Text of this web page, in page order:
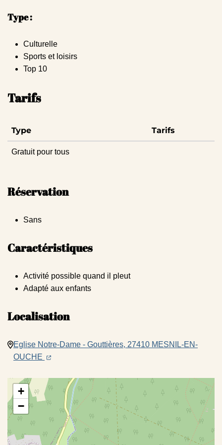
Type :
Culturelle
Sports et loisirs
Top 10
Tarifs
Type Tarifs
Gratuit pour tous
Réservation
Sans
Caractéristiques
Activité possible quand il pleut
Adapté aux enfants
Localisation
Eglise Notre-Dame - Gouttières, 27410 MESNIL-EN-
OUCHE (ouverture dans un nouvel onglet)
(ouverture dans un nouvel onglet)
+
−